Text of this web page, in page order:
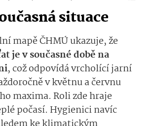
situace
mapě ČHMÚ ukazuje, že
je v současné době na
, což odpovídá vrcholící jarní
v květnu a červnu
maxima. Roli zde hraje
počasí. Hygienici navíc